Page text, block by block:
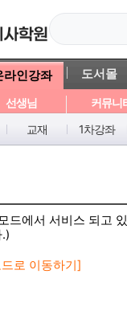
라인강좌 도서몰
선생님 커뮤니
교재 1차강좌
드에서 서비스 되고
로 이동하기]